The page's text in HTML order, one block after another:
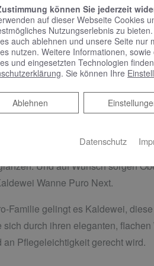
and Safety
Puro Next ist ihr extra
und das Design der
der Kaldewei Puro Next in
weich auslaufendem
optional erhältliche Haltegriffe
Oberfläche schafft ein
Und auf Wunsch sorgen
Wanne Puro Next.
Familie gelingt es Kaldewei,
durch ihren eleganten,
Pflegeleichtigkeit gerecht wird.
können Sie jederzeit
auf dieser Webseite Cookies
Nutzungserlebnis zu
auch ablehnen und unsere Seite nur
nutzen. Weitere Informationen,
und eingesetzten Technologien
. Sie können Ihre
Ablehnen
Ablehnen
Datenschutz